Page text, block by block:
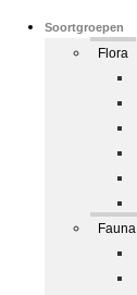
Soortgroepen
Flora
Fauna